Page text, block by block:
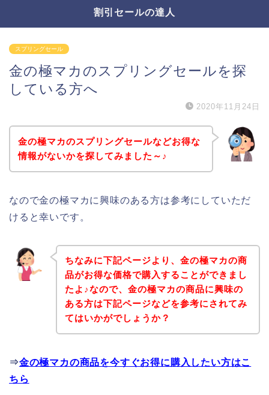
割引セールの達人
スプリングセール
金の極マカのスプリングセールを探
している方へ
2020年11月24日
金の極マカのスプリングセールなどお得な
情報がないかを探してみました～♪
なので金の極マカに興味のある方は参考にしていただ
けると幸いです。
ちなみに下記ページより、金の極マカの商
品がお得な価格で購入することができまし
たよ♪なので、金の極マカの商品に興味の
ある方は下記ページなどを参考にされてみ
てはいかがでしょうか？
⇒金の極マカの商品を今すぐお得に購入したい方はこ
ちら